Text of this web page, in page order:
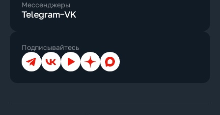
Мессенджеры
Telegram VK
Подписывайтесь
ТелеграмВКонтакте
YouTubeДзен Max